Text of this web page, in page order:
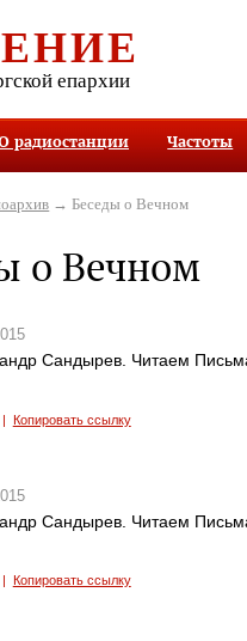
епархии
радиостанции Частоты
→ Беседы о Вечном
о Вечном
Сандырев. Читаем
Копировать ссылку
Сандырев. Читаем
Копировать ссылку